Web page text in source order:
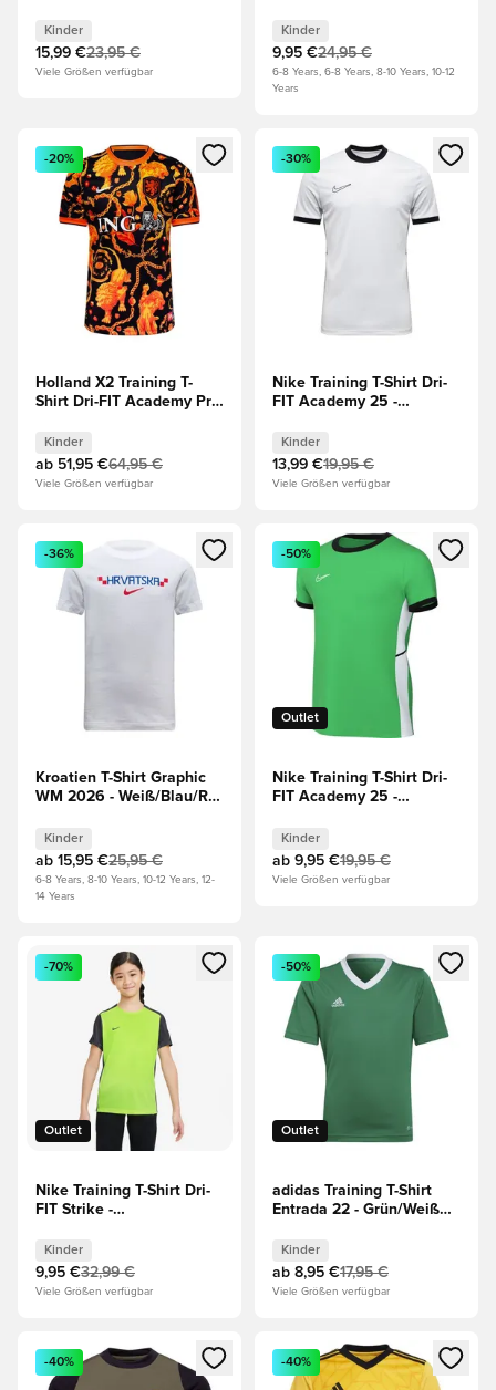
Kinder
15,99 €23,95 €
Viele Größen verfügbar
Kinder
9,95 €24,95 €
6-8 Years, 6-8 Years, 8-10 Years, 10-12
Years
Öffnet ein neues Fenster zum Anmelden oder Registrieren
-20%
Holland X2 Training T-
Shirt Dri-FIT Academy Pro
2026 - Schwarz Kinder
Kinder
ab 51,95 €64,95 €
Viele Größen verfügbar
Öffnet ein neues Fenster
-30%
Nike Training T-Shirt Dri-
FIT Academy 25 -
Kinder
Kinder
13,99 €19,95 €
Viele Größen verfügbar
Öffnet ein neues Fenster zum Anmelden oder Registrieren
-36%
Kroatien T-Shirt Graphic
WM 2026 - Weiß/Blau/Rot
Kinder
ab 15,95 €25,95 €
6-8 Years, 8-10 Years, 10-12 Years, 12-
14 Years
Öffnet ein neues Fenster
Outlet
-50%
Nike Training T-Shirt Dri-
FIT Academy 25 -
Kinder
Kinder
ab 9,95 €19,95 €
Viele Größen verfügbar
Öffnet ein neues Fenster zum Anmelden oder Registrieren
Outlet
-70%
Nike Training T-Shirt Dri-
FIT Strike -
Kinder
Kinder
9,95 €32,99 €
Viele Größen verfügbar
Öffnet ein neues Fenster
Outlet
-50%
adidas Training T-Shirt
Entrada 22 - Grün/Weiß
Kinder
ab 8,95 €17,95 €
Viele Größen verfügbar
Öffnet ein neues Fenster zum Anmelden oder Registrieren
-40%
Öffnet ein neues Fenster
-40%